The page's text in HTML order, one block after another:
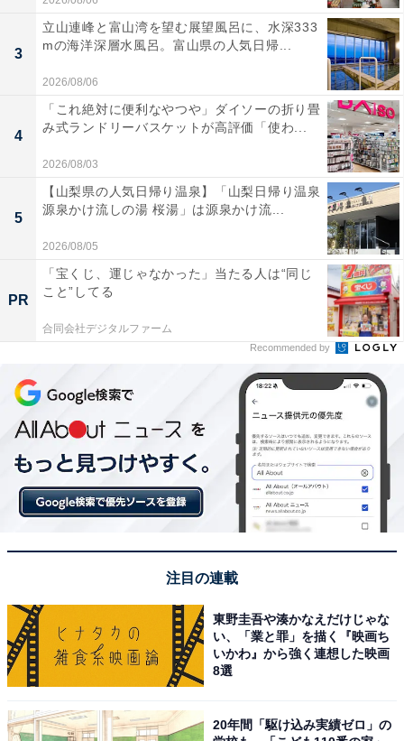
3
立山連峰と富山湾を望む展望風呂に、水深333
mの海洋深層水風呂。富山県の人気日帰...
2026/08/06
4
「これ絶対に便利なやつや」ダイソーの折り畳
み式ランドリーバスケットが高評価「使わ...
2026/08/03
5
【山梨県の人気日帰り温泉】「山梨日帰り温泉
源泉かけ流しの湯 桜湯」は源泉かけ流...
2026/08/05
PR
「宝くじ、運じゃなかった」当たる人は“同じ
こと”してる
合同会社デジタルファーム
Recommended by
注目の連載
東野圭吾や湊かなえだけじゃな
い、「業と罪」を描く『映画ち
いかわ』から強く連想した映画
8選
20年間「駆け込み実績ゼロ」の